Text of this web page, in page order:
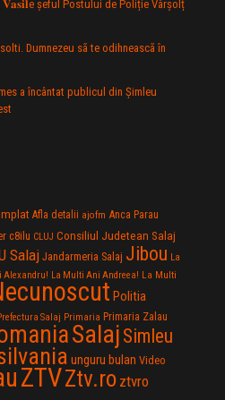
şeful Postului de Poliție Vârșolț
Dumnezeu sã te odihneascã în
a încântat publicul din Şimleu
Afla detalii ajofm Anca Parau
c8ilu CLUJ Consiliul Judetean Salaj
Salaj Jandarmeria Salaj Jibou La
Alexandru! La Multi Ani Andreea! La Multi
Politia
Salaj Primaria Primaria Zalau
Salaj Simleu
unguru bulan Video
ZTVZtv.ro ztvro